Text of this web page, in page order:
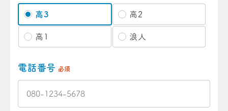
高3 高2
高1 浪人
電話番号 必須